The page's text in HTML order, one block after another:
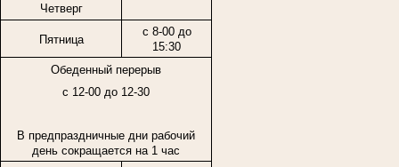
Четверг
Пятница
с 8-00 до
15:30
Обеденный перерыв
с 12-00 до 12-30
В предпраздничные дни рабочий
день сокращается на 1 час